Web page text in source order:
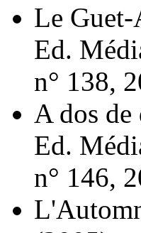
Le
Ed.
n° 138,
A dos de
Ed.
n° 146,